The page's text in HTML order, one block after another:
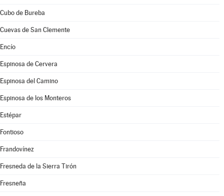
Cubo de Bureba
Cuevas de San Clemente
Encío
Espinosa de Cervera
Espinosa del Camino
Espinosa de los Monteros
Estépar
Fontioso
Frandovínez
Fresneda de la Sierra Tirón
Fresneña